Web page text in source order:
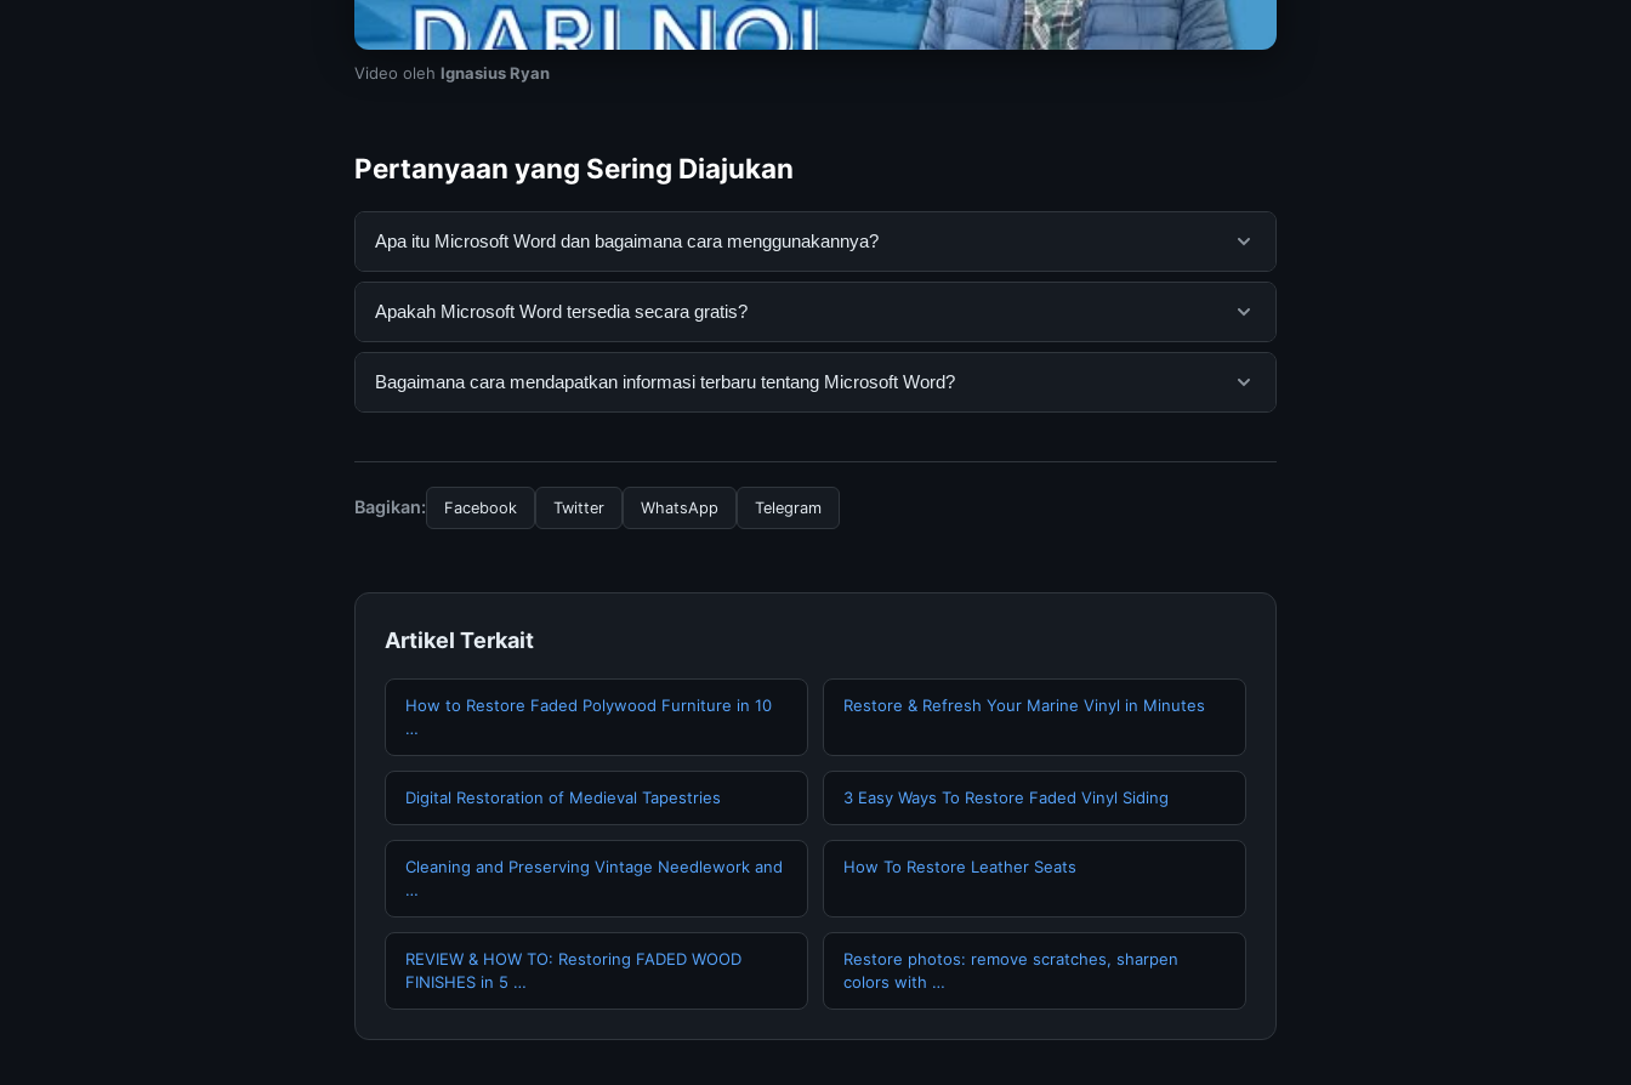
Video oleh Ignasius Ryan
Pertanyaan yang Sering Diajukan
Apa itu Microsoft Word dan bagaimana cara menggunakannya?
Microsoft Word adalah layanan digital yang dirancang untuk membantu pengguna mendapatkan informasi
panduan yang tersedia.
Apakah Microsoft Word tersedia secara gratis?
Ya, Microsoft Word dapat diakses secara gratis oleh semua pengguna. Tidak ada biaya tersembunyi atau
Bagaimana cara mendapatkan informasi terbaru tentang Microsoft Word?
Bagikan:
Facebook Twitter WhatsApp Telegram
Artikel Terkait
How to Restore Faded Polywood Furniture in 10
…
Restore & Refresh Your Marine Vinyl in Minutes
Digital Restoration of Medieval Tapestries 3 Easy Ways To Restore Faded Vinyl Siding
Cleaning and Preserving Vintage Needlework and
…
How To Restore Leather Seats
REVIEW & HOW TO: Restoring FADED WOOD
FINISHES in 5 …
Restore photos: remove scratches, sharpen
colors with …